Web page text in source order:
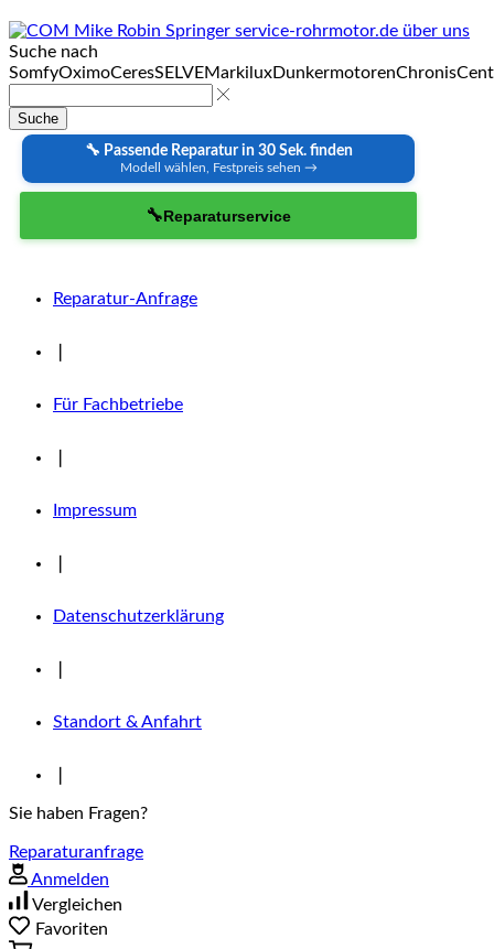
Suche nach
SomfyOximoCeresSELVEMarkiluxDunkermotorenChronis
Suche
🔧 Passende Reparatur in 30 Sek. finden
Modell wählen, Festpreis sehen →
🔧Reparaturservice
Reparatur-Anfrage
Für Fachbetriebe
Impressum
Datenschutzerklärung
Standort & Anfahrt
Sie haben Fragen?
Reparaturanfrage
Anmelden
Vergleichen
Favoriten